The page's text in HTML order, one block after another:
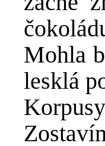
Mohla
lesklá